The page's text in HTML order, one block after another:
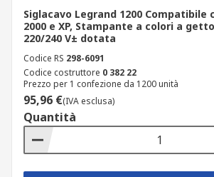
Siglacavo Legrand 1200 Compatibile
2000 e XP, Stampante a colori a
220/240 V± dotata
Codice RS 298-6091
Codice costruttore 0 382 22
Prezzo per 1 confezione da 1200 unità
95,96 €(IVA esclusa)
Quantità